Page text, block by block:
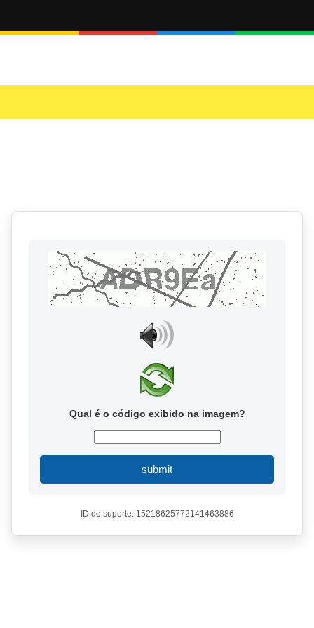
Qual é o código exibido na imagem?
submit
ID de suporte: 15218625772141463886